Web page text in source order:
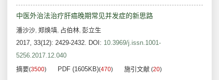
中医外治法治疗肝癌晚期常见并发症的新思路
潘沙沙, 郑焕填, 占伯林, 彭立生
2017, 33(12): 2429-2432. DOI: 10.3969/j.issn.1001-
5256.2017.12.040
摘要(3500) PDF (1605KB)(470) 施引文献 (20)